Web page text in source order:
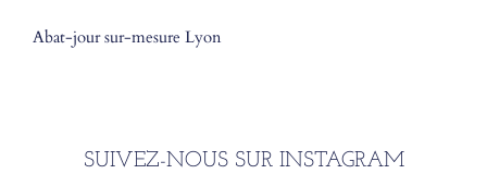
Abat-jour sur-mesure Lyon
SUIVEZ-NOUS SUR INSTAGRAM